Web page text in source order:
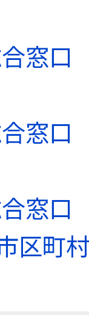
窓口
窓口
窓口
区町